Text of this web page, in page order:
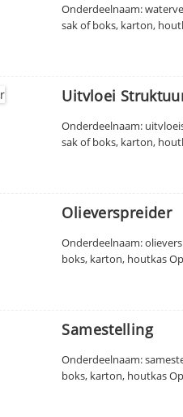
Onderdeelnaam:
sak of boks, karton,
Uitvloei
Onderdeelnaam:
sak of boks, karton,
Olieverspreider
Onderdeelnaam:
boks, karton, houtkas
Samestelling
Onderdeelnaam:
boks, karton, houtkas